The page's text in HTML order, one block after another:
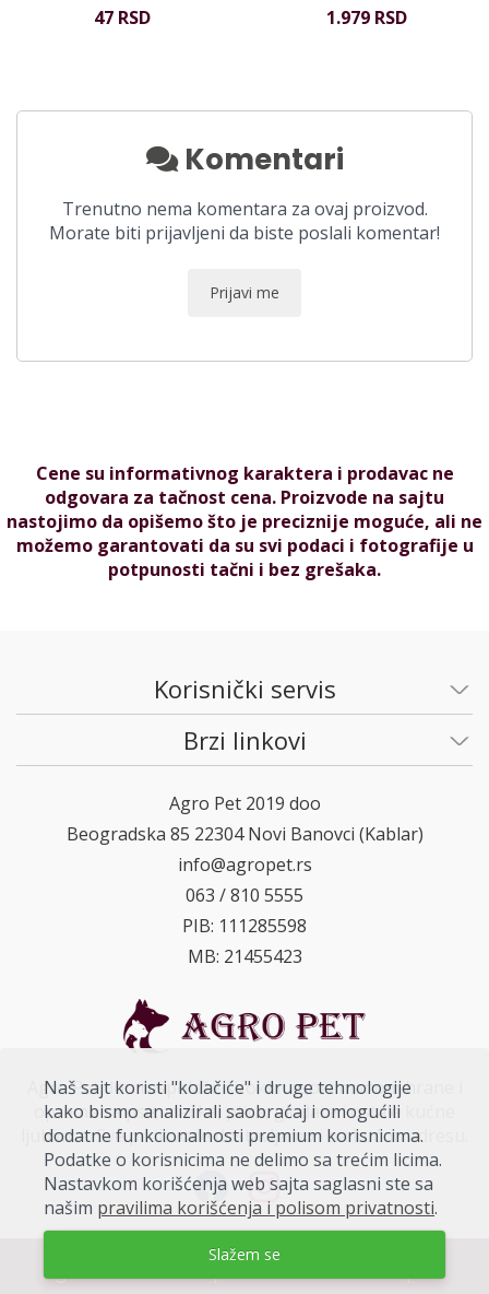
Naš sajt koristi "kolačiće" i druge tehnologije
kako bismo analizirali saobraćaj i omogućili
dodatne funkcionalnosti premium korisnicima.
Podatke o korisnicima ne delimo sa trećim licima.
Nastavkom korišćenja web sajta saglasni ste sa
našim pravilima korišćenja i polisom privatnosti.
Slažem se
47 RSD 1.979 RSD
Komentari
Trenutno nema komentara za ovaj proizvod.
Morate biti prijavljeni da biste poslali komentar!
Prijavi me
Cene su informativnog karaktera i prodavac ne
odgovara za tačnost cena. Proizvode na sajtu
nastojimo da opišemo što je preciznije moguće, ali ne
možemo garantovati da su svi podaci i fotografije u
potpunosti tačni i bez grešaka.
Korisnički servis
Brzi linkovi
Agro Pet 2019 doo
Beogradska 85 22304 Novi Banovci (Kablar)
info@agropet.rs
063 / 810 5555
PIB: 111285598
MB: 21455423
Agro Pet doo raspolaže širokim asortimanom hrane i
opreme za pse, mačke, ptice, glodare i ostale kućne
ljubimce. Sve proizvode dostavljamo i na kućnu adresu.
Agro Pet doo ©. Sva prava zadržana 2026 Explicit